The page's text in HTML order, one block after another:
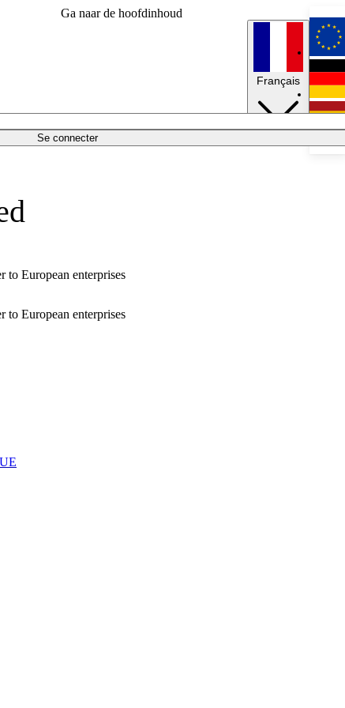
Ga naar de hoofdinhoud
Se connecter
Français
to European enterprises
to European enterprises